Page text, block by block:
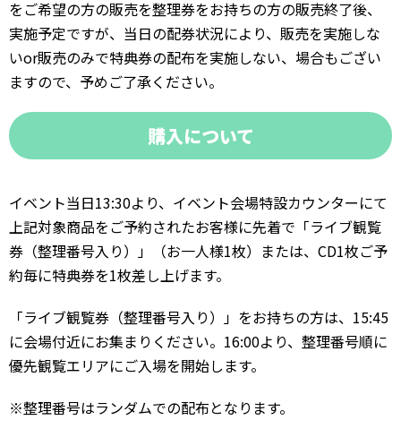
をご希望の方の販売を整理券をお持ちの方の販売終了後、
実施予定ですが、当日の配券状況により、販売を実施しな
いor販売のみで特典券の配布を実施しない、場合もござい
ますので、予めご了承ください。
購入について
イベント当日13:30より、イベント会場特設カウンターにて
上記対象商品をご予約されたお客様に先着で「ライブ観覧
券（整理番号入り）」（お一人様1枚）または、CD1枚ご予
約毎に特典券を1枚差し上げます。
「ライブ観覧券（整理番号入り）」をお持ちの方は、15:45
に会場付近にお集まりください。16:00より、整理番号順に
優先観覧エリアにご入場を開始します。
※整理番号はランダムでの配布となります。